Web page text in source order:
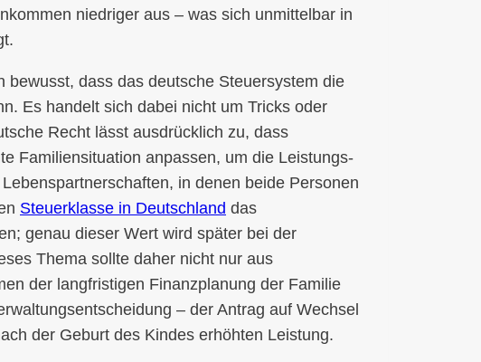
niedriger aus – was sich unmittelbar in
dass das deutsche Steuersystem die
Es handelt sich dabei nicht um Tricks oder
Recht lässt ausdrücklich zu, dass
Familiensituation anpassen, um die Leistungs­
in denen beide Personen
Steuerklasse in Deutschland das
genau dieser Wert wird später bei der
Thema sollte daher nicht nur aus
der langfristigen Finanzplanung der Familie
– der Antrag auf Wechsel
der Geburt des Kindes erhöhten Leistung.